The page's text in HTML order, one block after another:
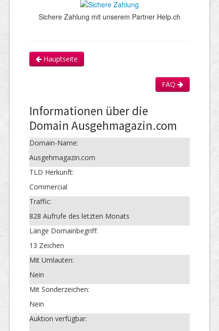
Sichere Zahlung mit unserem Partner Help.ch
Hauptseite
FAQ
Informationen über die
Domain Ausgehmagazin.com
Domain-Name:
Ausgehmagazin.com
TLD Herkunft:
Commercial
Traffic:
828 Aufrufe des letzten Monats
Länge Domainbegriff:
13 Zeichen
Mit Umlauten:
Nein
Mit Sonderzeichen:
Nein
Auktion verfügbar: